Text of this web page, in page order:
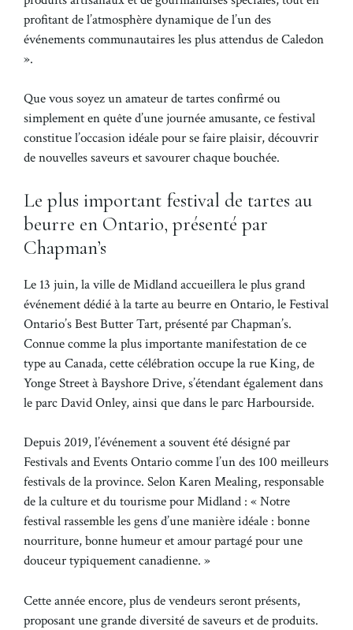
profitant de l’atmosphère dynamique de l’un des
événements communautaires les plus attendus de Caledon
».
Que vous soyez un amateur de tartes confirmé ou
simplement en quête d’une journée amusante, ce festival
constitue l’occasion idéale pour se faire plaisir, découvrir
de nouvelles saveurs et savourer chaque bouchée.
Le plus important festival de tartes au
beurre en Ontario, présenté par
Chapman’s
Le 13 juin, la ville de Midland accueillera le plus grand
événement dédié à la tarte au beurre en Ontario, le Festival
Ontario’s Best Butter Tart, présenté par Chapman’s.
Connue comme la plus importante manifestation de ce
type au Canada, cette célébration occupe la rue King, de
Yonge Street à Bayshore Drive, s’étendant également dans
le parc David Onley, ainsi que dans le parc Harbourside.
Depuis 2019, l’événement a souvent été désigné par
Festivals and Events Ontario comme l’un des 100 meilleurs
festivals de la province. Selon Karen Mealing, responsable
de la culture et du tourisme pour Midland : « Notre
festival rassemble les gens d’une manière idéale : bonne
nourriture, bonne humeur et amour partagé pour une
douceur typiquement canadienne. »
Cette année encore, plus de vendeurs seront présents,
proposant une grande diversité de saveurs et de produits.